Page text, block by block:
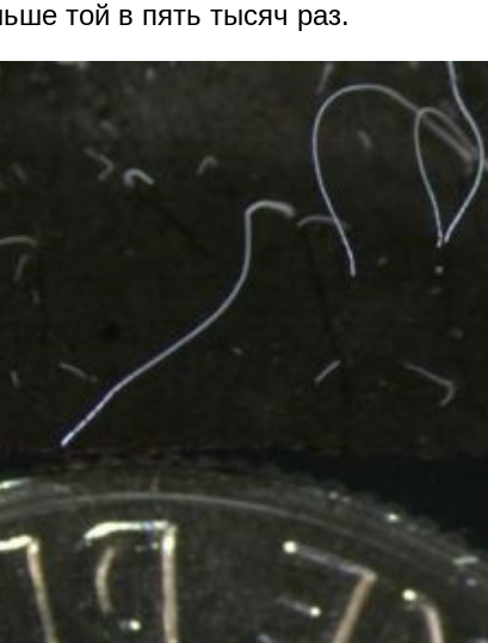
той в пять тысяч раз.